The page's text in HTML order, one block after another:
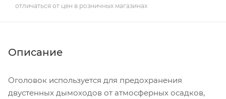
отличаться от цен в розничных магазинах
Описание
Оголовок используется для предохранения
двустенных дымоходов от атмосферных осадков,